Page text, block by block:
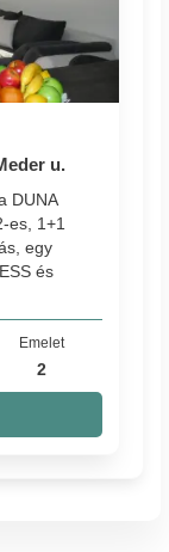
u.
DUNA
es, 1+1
egy
és
Emelet
2